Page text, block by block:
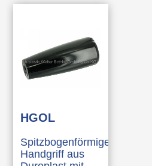
HGOL
Spitzbogenförmiger
Handgriff aus